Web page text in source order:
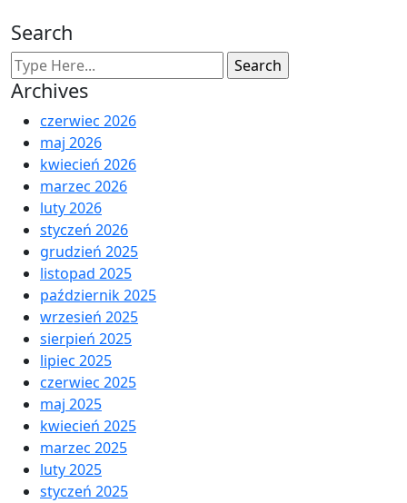
Search
Archives
czerwiec 2026
maj 2026
kwiecień 2026
marzec 2026
luty 2026
styczeń 2026
grudzień 2025
listopad 2025
październik 2025
wrzesień 2025
sierpień 2025
lipiec 2025
czerwiec 2025
maj 2025
kwiecień 2025
marzec 2025
luty 2025
styczeń 2025